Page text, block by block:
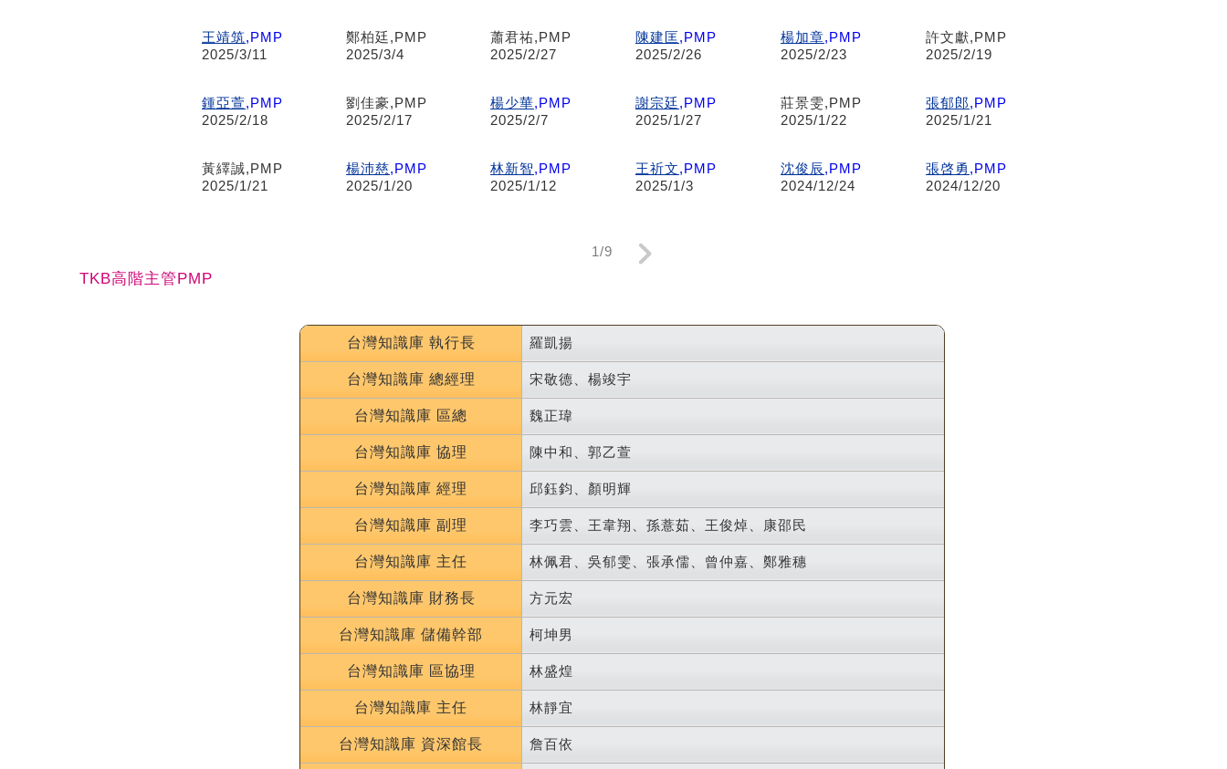
王靖筑,PMP
2025/3/11
鄭柏廷,PMP
2025/3/4
蕭君祐,PMP
2025/2/27
陳建匡,PMP
2025/2/26
楊加章,PMP
2025/2/23
許文獻,PMP
2025/2/19
鍾亞萱,PMP
2025/2/18
劉佳豪,PMP
2025/2/17
楊少華,PMP
2025/2/7
謝宗廷,PMP
2025/1/27
莊景雯,PMP
2025/1/22
張郁郎,PMP
2025/1/21
黃繹誠,PMP
2025/1/21
楊沛慈,PMP
2025/1/20
林新智,PMP
2025/1/12
王祈文,PMP
2025/1/3
沈俊辰,PMP
2024/12/24
張啓勇 ,PMP
2024/12/20
1/9
TKB高階主管PMP
台灣知識庫 執行長 羅凱揚
台灣知識庫 總經理 宋敬德、楊竣宇
台灣知識庫 區總 魏正瑋
台灣知識庫 協理 陳中和、郭乙萱
台灣知識庫 經理 邱鈺鈞、顏明輝
台灣知識庫 副理 李巧雲、王韋翔、孫薏茹、王俊焯、康邵民
台灣知識庫 主任 林佩君、吳郁雯、張承儒、曾仲嘉、鄭雅穗
台灣知識庫 財務長 方元宏
台灣知識庫 儲備幹部 柯坤男
台灣知識庫 區協理 林盛煌
台灣知識庫 主任 林靜宜
台灣知識庫 資深館長 詹百依